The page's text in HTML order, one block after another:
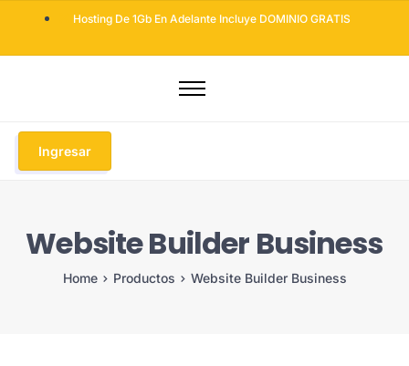
Hosting De 1Gb En Adelante Incluye DOMINIO GRATIS
Hosting
Diseño Web
Seguridad Web
Soluciones Email
Ingresar
Website Builder Business
Home Productos Website Builder Business